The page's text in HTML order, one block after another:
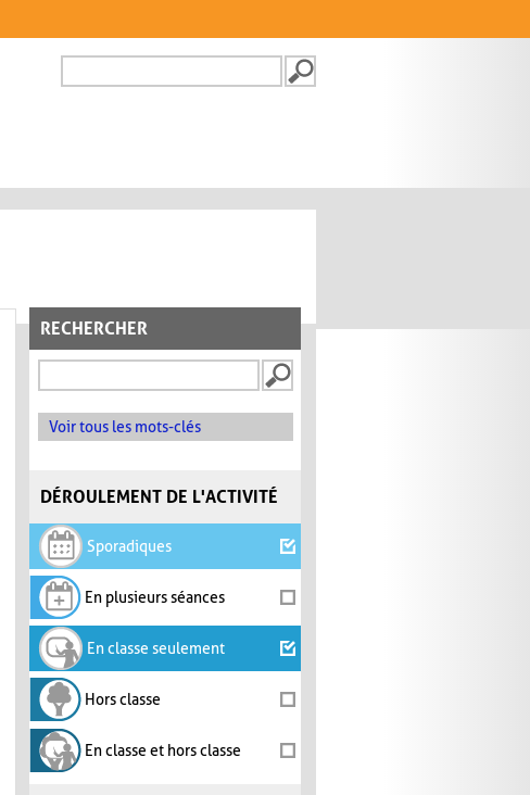
FORMULAIRE DE
RECHERCHER
Voir tous les mots-clés
DÉROULEMENT DE L'ACTIVITÉ
Sporadiques
En plusieurs séances
En classe seulement
Hors classe
En classe et hors classe